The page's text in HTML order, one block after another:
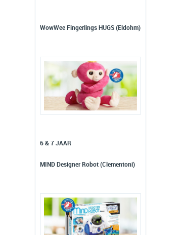
WowWee Fingerlings HUGS (Eldohm)
6 & 7 JAAR
MIND Designer Robot (Clementoni)